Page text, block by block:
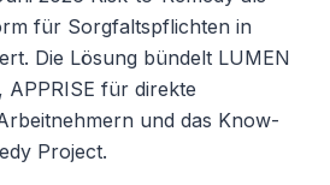
für Sorgfaltspflichten in
Die Lösung bündelt LUMEN
APPRISE für direkte
und das Know-
Project.